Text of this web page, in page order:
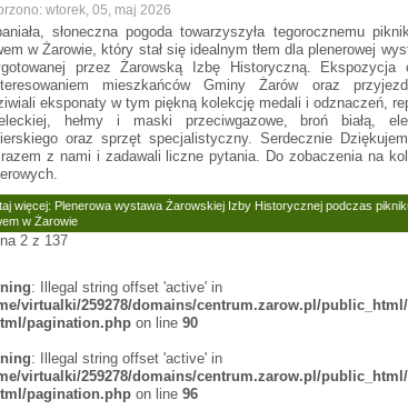
wtorek, 05, maj 2026
słoneczna pogoda towarzyszyła tegorocznemu
w Żarowie, który stał się idealnym tłem dla plenerowej
przez Żarowską Izbę Historyczną. Ekspozycja
mieszkańców Gminy Żarów oraz
eksponaty w tym piękną kolekcję medali i odznaczeń,
hełmy i maski przeciwgazowe, broń białą,
oraz sprzęt specjalistyczny. Serdecznie
z nami i zadawali liczne pytania. Do zobaczenia na
więcej: Plenerowa wystawa Żarowskiej Izby Historycznej podczas
w Żarowie
2 z 137
: Illegal string offset 'active' in
virtualki/259278/domains/centrum.zarow.pl/public_html/
pagination.php on line 90
: Illegal string offset 'active' in
virtualki/259278/domains/centrum.zarow.pl/public_html/
pagination.php on line 96